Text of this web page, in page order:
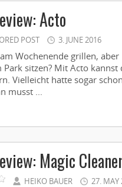
Acto
POST 3. JUNE 2016
Wochenende grillen,
Park sitzen? Mit Acto kannst
Vielleicht hatte sogar
musst ...
Magic
HEIKO BAUER 27. MAY